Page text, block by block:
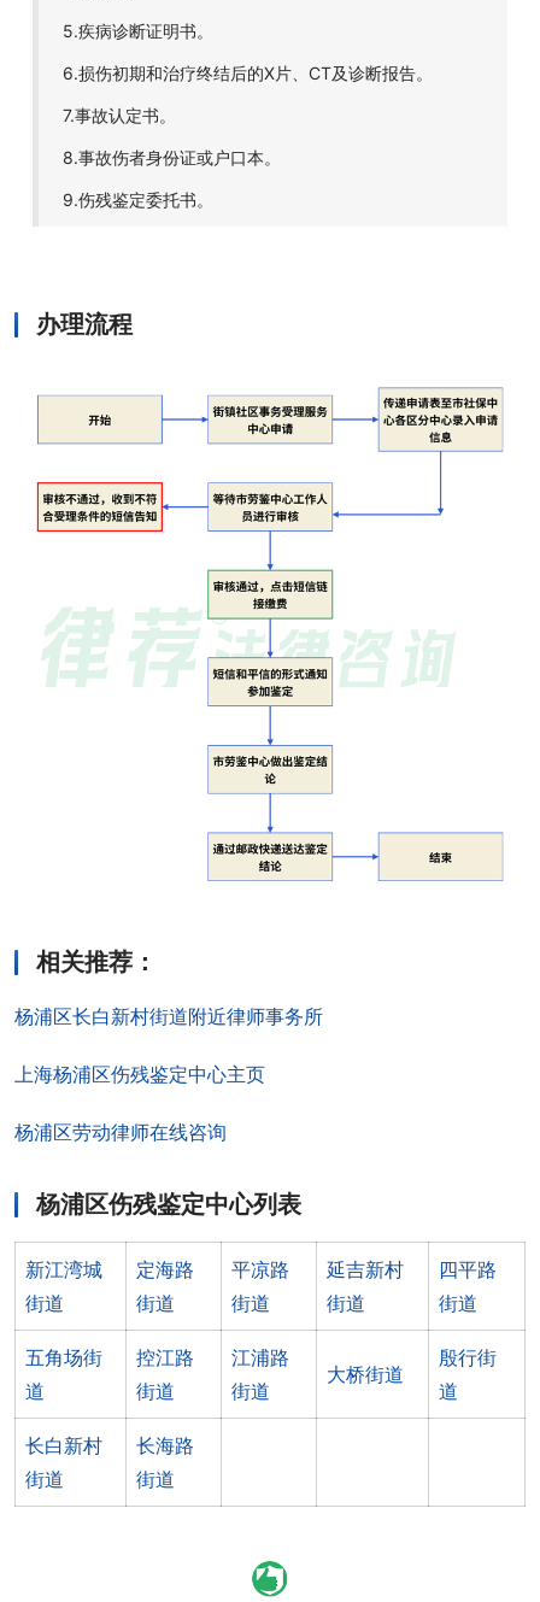
5.疾病诊断证明书。
6.损伤初期和治疗终结后的X片、CT及诊断报告。
7.事故认定书。
8.事故伤者身份证或户口本。
9.伤残鉴定委托书。
办理流程
相关推荐 ：
杨浦区长白新村街道附近律师事务所
上海杨浦区伤残鉴定中心主页
杨浦区劳动律师在线咨询
杨浦区伤残鉴定中心列表
新江湾城
街道
定海路
街道
平凉路
街道
延吉新村
街道
四平路
街道
五角场街
道
控江路
街道
江浦路
街道
大桥街道
殷行街
道
长白新村
街道
长海路
街道